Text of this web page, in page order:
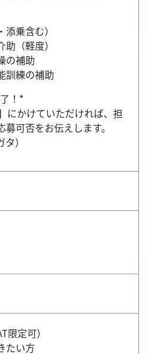
乗含む）
（軽度）
の補助
訓練の補助
！*
にかけていただければ、担
可否をお伝えします。
）
定可）
たい方